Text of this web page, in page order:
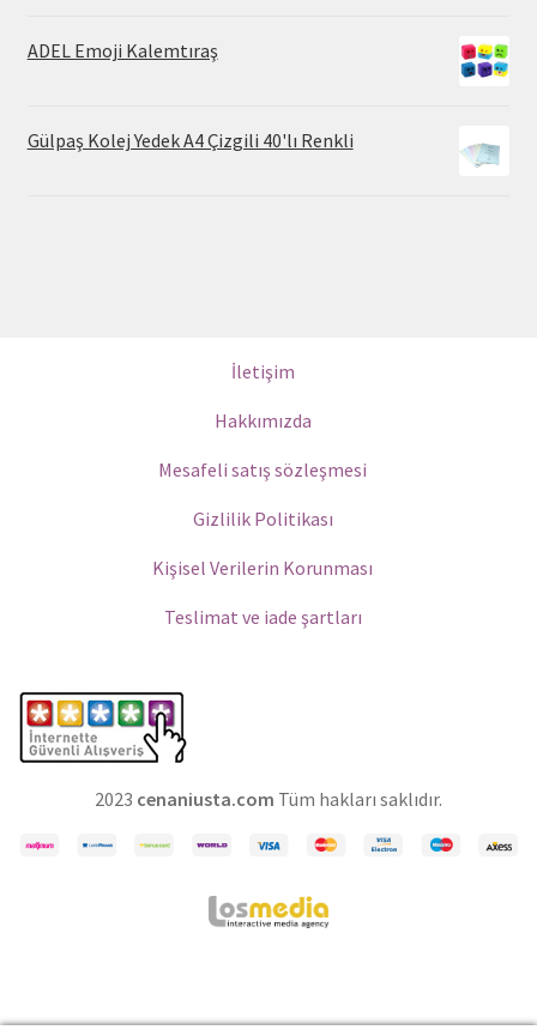
ADEL Emoji Kalemtıraş
Gülpaş Kolej Yedek A4 Çizgili 40'lı Renkli
İletişim
Hakkımızda
Mesafeli satış sözleşmesi
Gizlilik Politikası
Kişisel Verilerin Korunması
Teslimat ve iade şartları
2023 cenaniusta.com Tüm hakları saklıdır.